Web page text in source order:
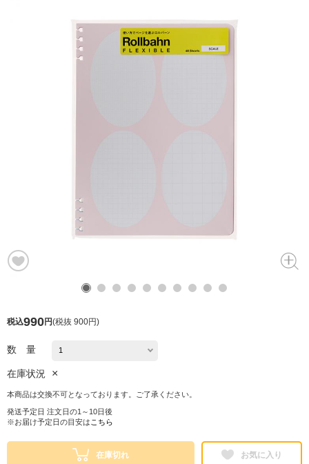
税込990円(税抜 900円)
数 量
在庫状況 ×
本商品は交換不可となっております。ご了承ください。
発送予定日 注文日の1～10日後
※お届け予定日の目安は こちら
在庫切れ お気に入り